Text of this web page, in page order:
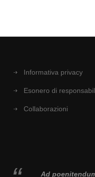
Informativa privacy
Esonero di
Collaborazioni
Ad